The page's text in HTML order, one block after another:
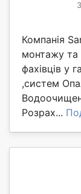
Компанія
монтажу та
фахівців у
,систем
Розрах...